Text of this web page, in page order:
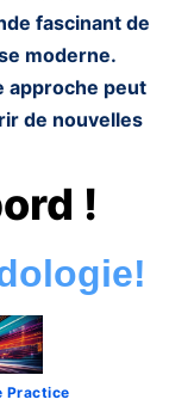
fascinant de
moderne.
approche peut
de nouvelles
!
Practice